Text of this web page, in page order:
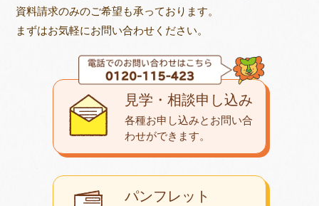
資料請求のみのご希望も承っております。
まずはお気軽にお問い合わせください。
パンフレット
見学・相談申し込み
各種お申し込みとお問い合
わせができます。